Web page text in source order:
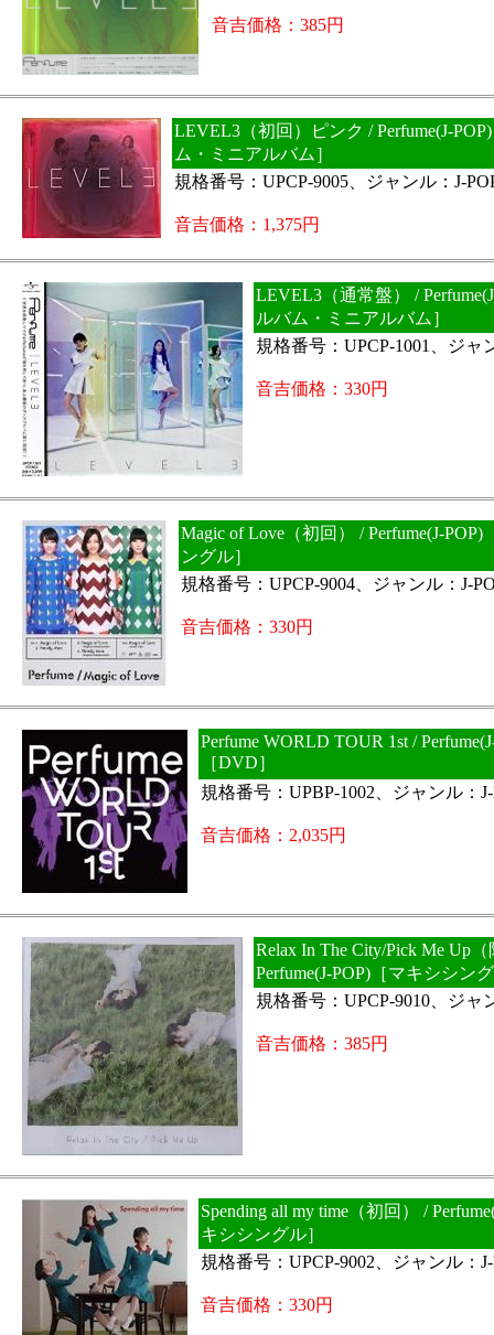
音吉価格：385円
LEVEL3（初回）ピンク / Perfume(J-
ム・ミニアルバム］
規格番号：UPCP-9005、ジャンル：J-
音吉価格：1,375円
LEVEL3（通常盤） /
ルバム・ミニアルバム］
規格番号：UPCP-1001、ジャ
音吉価格：330円
Magic of Love（初回） / Perfume(J-POP)
ングル］
規格番号：UPCP-9004、ジャンル：J-
音吉価格：330円
Perfume WORLD TOUR 1st /
［DVD］
規格番号：UPBP-1002、ジャンル：J-
音吉価格：2,035円
Relax In The City/Pick Me Up
Perfume(J-POP)［マキシシン
規格番号：UPCP-9010、ジャ
音吉価格：385円
Spending all my time（初回） /
キシシングル］
規格番号：UPCP-9002、ジャンル：J-
音吉価格：330円